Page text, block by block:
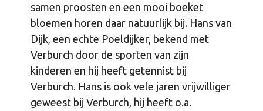
samen proosten en een mooi boeket
bloemen horen daar natuurlijk bij. Hans van
Dijk, een echte Poeldijker, bekend met
Verburch door de sporten van zijn
kinderen en hij heeft getennist bij
Verburch. Hans is ook vele jaren vrijwilliger
geweest bij Verburch, hij heeft o.a.